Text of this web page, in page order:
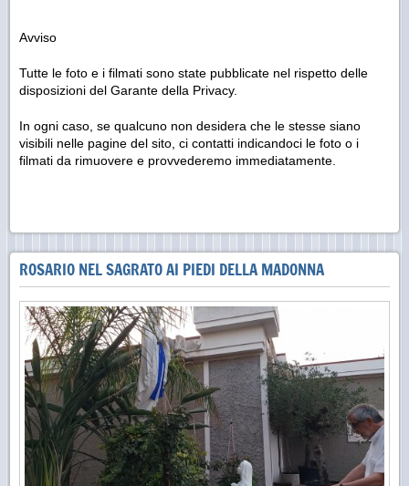
Avviso
Tutte le foto e i filmati sono state pubblicate nel rispetto delle
disposizioni del Garante della Privacy.
In ogni caso, se qualcuno non desidera che le stesse siano
visibili nelle pagine del sito, ci contatti indicandoci le foto o i
filmati da rimuovere e provvederemo immediatamente.
ROSARIO NEL SAGRATO AI PIEDI DELLA MADONNA